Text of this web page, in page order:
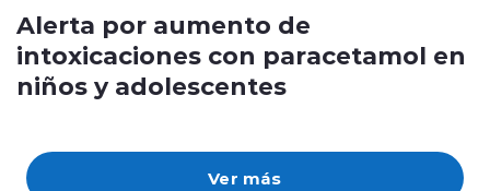
Ver más
Alerta por aumento de
intoxicaciones con paracetamol en
niños y adolescentes